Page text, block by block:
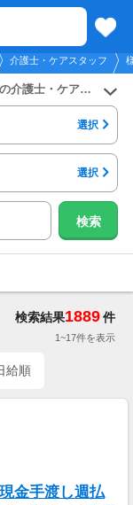
メニュー
介護士・ケアスタッフ
ト・パートの求人募集情報
選択
選択
検索
検索結果1889件
1~17件を表示
給順
金手渡し週払